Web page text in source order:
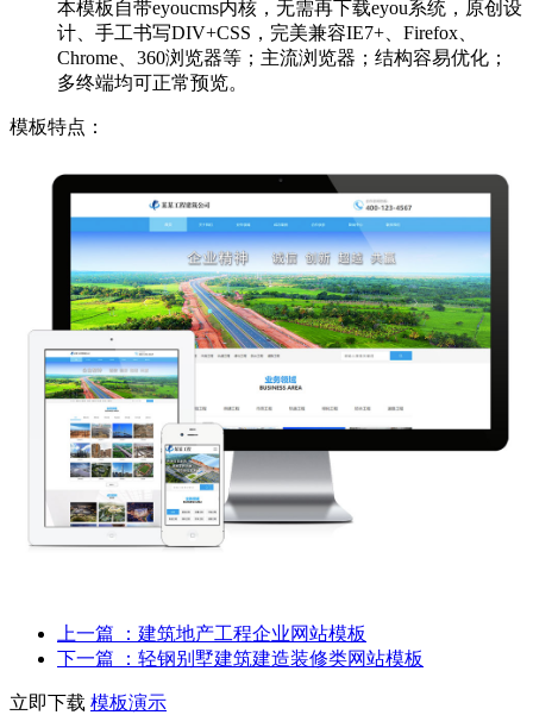
本模板自带eyoucms内核，无需再下载eyou系统，原创设
计、手工书写DIV+CSS，完美兼容IE7+、Firefox、
Chrome、360浏览器等；主流浏览器；结构容易优化；
多终端均可正常预览。
模板特点：
上一篇
：建筑地产工程企业网站模板
下一篇
：轻钢别墅建筑建造装修类网站模板
立即下载 模板演示